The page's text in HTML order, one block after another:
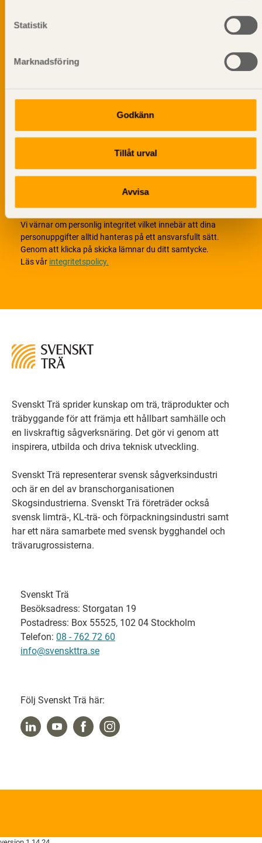
Statistik
Marknadsföring
Godkänn
Tillåt urval
Avvisa
informationsutskick!
Vi värnar om personlig integritet vilket innebär att dina
personuppgifter alltid hanteras på ett ansvarsfullt sätt.
Genom att klicka på skicka lämnar du ditt samtycke.
Läs vår integritetspolicy.
Svenskt Trä sprider kunskap om trä, träprodukter och
träbyggande för att främja ett hållbart samhälle och
en livskraftig sågverksnäring. Det gör vi genom att
inspirera, utbilda och driva teknisk utveckling.
Svenskt Trä representerar svensk sågverksindustri
och är en del av branschorganisationen
Skogsindustrierna. Svenskt Trä företräder också
svensk limträ-, KL-trä- och förpackningsindustri samt
har ett nära samarbete med svensk bygghandel och
trävarugrossisterna.
Svenskt Trä
Besöksadress: Storgatan 19
Postadress: Box 55525, 102 04 Stockholm
Telefon: 08 - 762 72 60
info@svenskttra.se
Följ Svenskt Trä här: